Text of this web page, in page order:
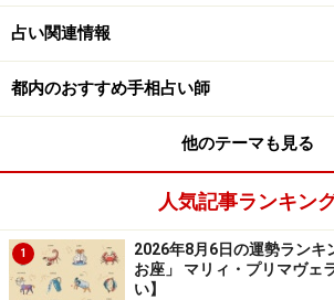
占い関連情報
都内のおすすめ手相占い師
他のテーマも見る
人気記事ランキン
1
2026年8月6日の運勢ランキ
お座」 マリィ・プリマヴェ
い】